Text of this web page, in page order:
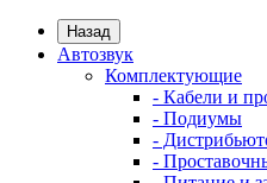
Назад
Автозвук
Комплектующие
- Кабели и
- Подиумы
-
-